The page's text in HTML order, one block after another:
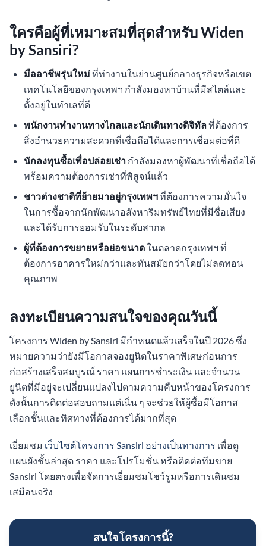
ใครคือผู้ที่เหมาะสมที่สุดสำหรับ Widen
by Sansiri?
มืออาชีพรุ่นใหม่ที่ทำงานในย่านศูนย์กลางธุรกิจหรือเขต
เทคโนโลยีของกรุงเทพฯ กำลังมองหาบ้านที่มีสไตล์และ
ตั้งอยู่ในทำเลที่ดี
พนักงานทำงานทางไกลและนักเดินทางดิจิทัลที่ต้องการ
สิ่งอำนวยความสะดวกที่เชื่อถือได้และการเชื่อมต่อที่ดี
นักลงทุนซื้อเพื่อปล่อยเช่า กำลังมองหาผู้พัฒนาที่เชื่อถือได้
พร้อมความต้องการเช่าที่พิสูจน์แล้ว
ชาวต่างชาติที่ย้ายมาอยู่กรุงเทพฯที่ต้องการความมั่นใจ
ในการซื้อจากนักพัฒนาอสังหาริมทรัพย์ไทยที่มีชื่อเสียง
และได้รับการยอมรับในระดับสากล
ผู้ที่ต้องการขยายหรือย่อขนาดในตลาดกรุงเทพฯ ที่
ต้องการอาคารใหม่กว่าและทันสมัยกว่าโดยไม่ลดทอน
คุณภาพ
ลงทะเบียนความสนใจของคุณวันนี้
โครงการ Widen by Sansiri มีกำหนดแล้วเสร็จในปี 2026 ซึ่ง
หมายความว่ายังมีโอกาสจองยูนิตในราคาพิเศษก่อนการ
ก่อสร้างเสร็จสมบูรณ์ ราคา แผนการชำระเงิน และจำนวน
ยูนิตที่มีอยู่จะเปลี่ยนแปลงไปตามความคืบหน้าของโครงการ
ดังนั้นการติดต่อสอบถามแต่เนิ่น ๆ จะช่วยให้ผู้ซื้อมีโอกาส
เลือกชั้นและทิศทางที่ต้องการได้มากที่สุด
เยี่ยมชม เว็บไซต์โครงการ Sansiri อย่างเป็นทางการ เพื่อดู
แผนผังชั้นล่าสุด ราคา และโปรโมชั่น หรือติดต่อทีมขาย
Sansiri โดยตรงเพื่อจัดการเยี่ยมชมโชว์รูมหรือการเดินชม
เสมือนจริง
สนใจโครงการนี้?